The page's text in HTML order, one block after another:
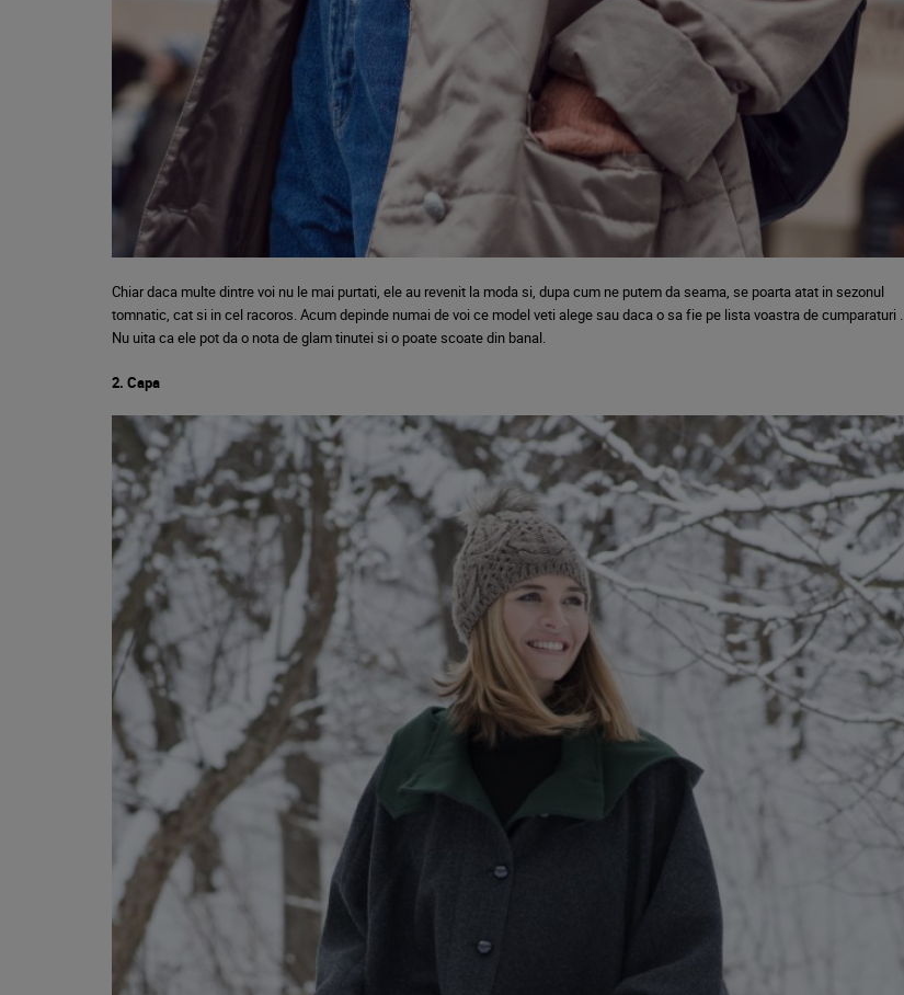
Chiar daca multe dintre voi nu le mai purtati, ele au revenit la moda si, dupa cum ne putem da seama, se poarta atat in sezonul
tomnatic, cat si in cel racoros. Acum depinde numai de voi ce model veti alege sau daca o sa fie pe lista voastra de cumparaturi .
Nu uita ca ele pot da o nota de glam tinutei si o poate scoate din banal.
2. Capa